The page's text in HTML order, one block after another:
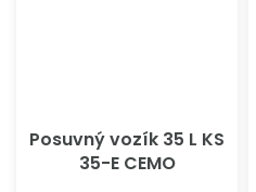
Posuvný vozík 35 L KS
35-E CEMO